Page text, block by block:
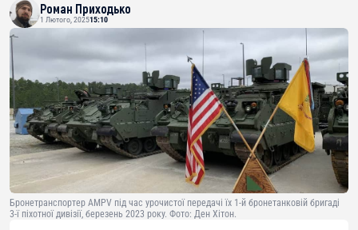
Роман Приходько
1 Лютого, 202515:10
Бронетранспортер AMPV під час урочистої передачі їх 1-й бронетанковій бригаді
3-ї піхотної дивізії, березень 2023 року. Фото: Ден Хітон.